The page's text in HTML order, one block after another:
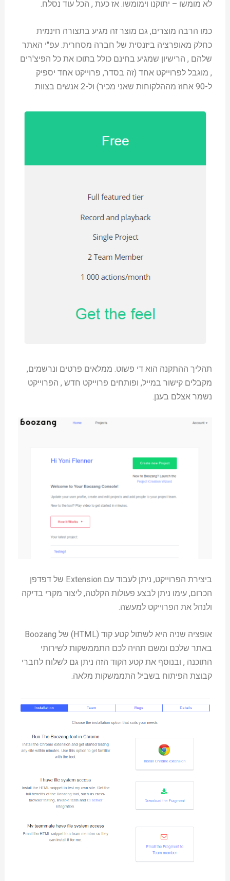
לא מומשו – יתוקנו וימומשו. אז כעת , הכל עוד נסלח.
כמו הרבה מוצרים, גם מוצר זה מגיע בתצורה חינמית
כחלק מאופרציה ביזנסית של חברה מסחרית. עפ"י האתר
שלהם , הרישיון שמגיע בחינם כולל בתוכו את כל הפיצ'רים
, מוגבל לפרוייקט אחד (זה בסדר, פרוייקט אחד יספיק
ל-90 אחוז מההלקוחות שאני מכיר) ול-2 אנשים בצוות.
תהליך ההתקנה הוא די פשוט. ממלאים פרטים ונרשמים,
מקבלים קישור במייל, ופותחים פרוייקט חדש , הפרוייקט
נשמר אצלם בענן.
ביצירת הפרוייקט, ניתן לעבוד עם Extension של דפדפן
הכרום, עימו ניתן לבצע פעולות הקלטה, ליצור מקרי בדיקה
ולנהל את הפרוייקט למעשה.
אופציה שניה היא לשתול קטע קוד (HTML) של Boozang
באתר שלכם ומשם תהיה לכם התממשקות לשירותי
התוכנה , ובנוסף את קטע הקוד הזה ניתן גם לשלוח לחברי
קבוצת הפיתוח בשביל התממשקות מלאה.